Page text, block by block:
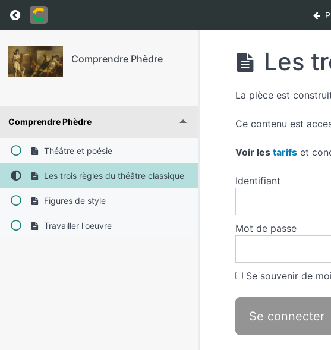
Return to course: Comprendre Phèdre
Comprendre Phèdre
Comprendre Phèdre
Théâtre et poésie
Les trois règles du théâtre classique
Figures de style
Travailler l'oeuvre
Les
La pièce est
Ce contenu est
Voir les tarifs et
Identifiant
Mot de passe
Se souvenir de moi